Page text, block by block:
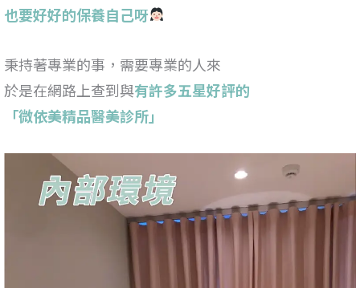
也要好好的保養自己呀
秉持著專業的事，需要專業的人來
於是在網路上查到與有許多五星好評的
「微依美精品醫美診所」